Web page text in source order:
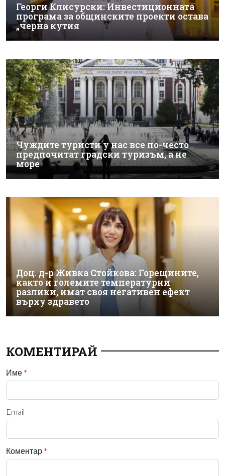
Георги Клисурски: Инвестиционната
програма за общинските проекти остава
„черна кутия
Чуждите туристи у нас все по-често
предпочитат градски туризъм, а не
море
Доц. д-р Живка Стойкова: Горещините,
както и големите температурни
разлики, имат своя негативен ефект
върху здравето
КОМЕНТИРАЙ
Име *
Email
Коментар *